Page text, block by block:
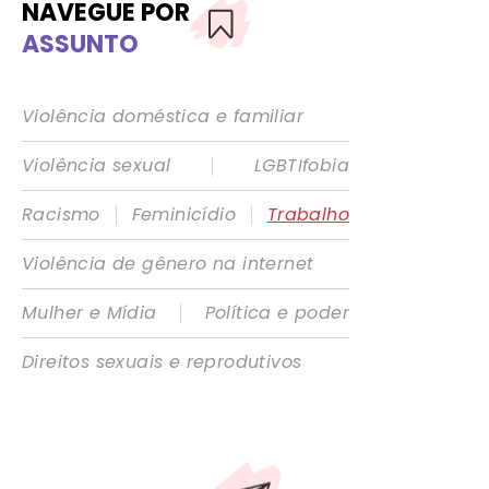
NAVEGUE POR
ASSUNTO
Violência doméstica e familiar
Violência sexual
|
LGBTIfobia
Racismo
| Feminicídio |
Trabalho
Violência de gênero na internet
Mulher e Mídia
|
Política e poder
Direitos sexuais e reprodutivos